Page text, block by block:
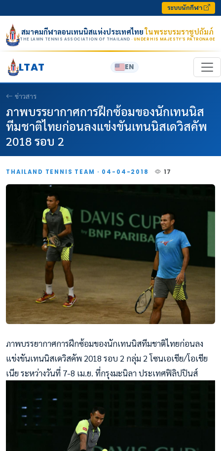
ระบบนักกีฬา
สมาคมกีฬาลอนเทนนิสแห่งประเทศไทยในพระบรมราชูปถัมภ์
THE LAWN TENNIS ASSOCIATION OF THAILAND · UNDER HIS MAJESTY’S PATRONAGE
LTAT EN
ข่าวสาร
ภาพบรรยากาศการฝึกซ้อมของนักเทนนิส
ทีมชาติไทยก่อนลงแข่งขันเทนนิสเดวิสคัพ
2018 รอบ 2
THAILAND TENNIS TEAM · 04-04-2018 17
ภาพบรรยากาศการฝึกซ้อมของนักเทนนิสทีมชาติไทยก่อนลง
แข่งขันเทนนิสเดวิสคัพ 2018 รอบ 2 กลุ่ม 2 โซนเอเชีย/โอเชีย
เนีย ระหว่างวันที่ 7-8 เม.ย. ที่กรุงมะนิลา ประเทศฟิลิปปินส์